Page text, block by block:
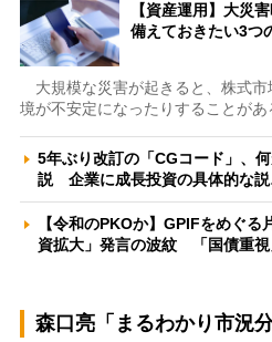
【資産運用】大災
備えておきたい3つ
大規模な災害が起きると、株式市
境が不安定になったりすることが
5年ぶり改訂の「CGコード」、
説 企業に成長投資の具体的な
【令和のPKOか】GPIFをめぐ
資拡大」発言の波紋 「国債重
森口亮「まるわかり市況分